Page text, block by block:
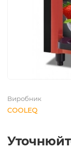
Виробник
COOLEQ